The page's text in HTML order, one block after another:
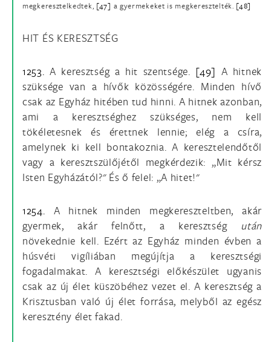
megkeresztelkedtek, [47] a gyermekeket is megkeresztelték. [48]
HIT ÉS KERESZTSÉG
1253.A keresztség a hit szentsége. [49] A hitnek
szüksége van a hívők közösségére. Minden hívő
csak az Egyház hitében tud hinni. A hitnek azonban,
ami a keresztséghez szükséges, nem kell
tökéletesnek és érettnek lennie; elég a csíra,
amelynek ki kell bontakoznia. A keresztelendőtől
vagy a keresztszülőjétől megkérdezik: „Mit kérsz
Isten Egyházától?" És ő felel: „A hitet!"
1254. A hitnek minden megkereszteltben, akár
gyermek, akár felnőtt, a keresztség után
növekednie kell. Ezért az Egyház minden évben a
húsvéti vigíliában megújítja a keresztségi
fogadalmakat. A keresztségi előkészület ugyanis
csak az új élet küszöbéhez vezet el. A keresztség a
Krisztusban való új élet forrása, melyből az egész
keresztény élet fakad.